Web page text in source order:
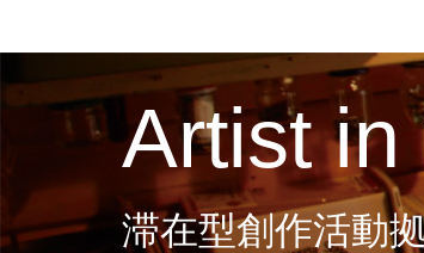
Artist
滞在型創作活動